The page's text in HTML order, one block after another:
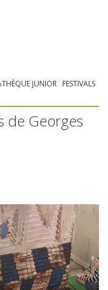
JUNIOR FESTIVALS
de Georges